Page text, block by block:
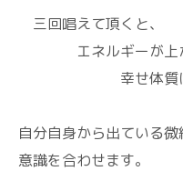
三回唱えて頂くと、
エネルギーが上
幸せ体質にな
自分自身から出ている
意識を合わせます。